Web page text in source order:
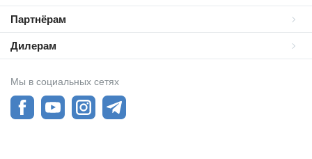
Партнёрам
Дилерам
Мы в социальных сетях